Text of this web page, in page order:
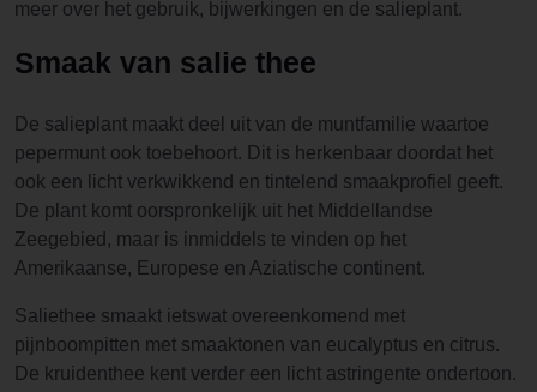
meer over het gebruik, bijwerkingen en de salieplant.
Smaak van salie thee
De salieplant maakt deel uit van de muntfamilie waartoe
pepermunt ook toebehoort. Dit is herkenbaar doordat het
ook een licht verkwikkend en tintelend smaakprofiel geeft.
De plant komt oorspronkelijk uit het Middellandse
Zeegebied, maar is inmiddels te vinden op het
Amerikaanse, Europese en Aziatische continent.
Saliethee smaakt ietswat overeenkomend met
pijnboompitten met smaaktonen van eucalyptus en citrus.
De kruidenthee kent verder een licht astringente ondertoon.